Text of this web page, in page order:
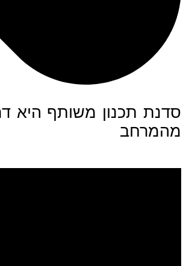
סדנת תכנון משותף היא
מהמרחב